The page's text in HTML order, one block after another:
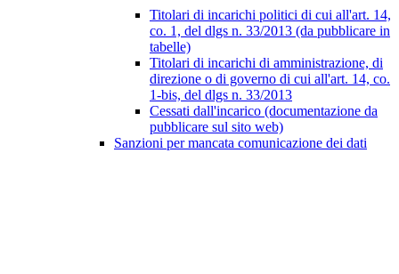
Titolari di incarichi politici di cui all'art. 14,
co. 1, del dlgs n. 33/2013 (da pubblicare in
tabelle)
Titolari di incarichi di amministrazione, di
direzione o di governo di cui all'art. 14, co.
1-bis, del dlgs n. 33/2013
Cessati dall'incarico (documentazione da
pubblicare sul sito web)
Sanzioni per mancata comunicazione dei dati